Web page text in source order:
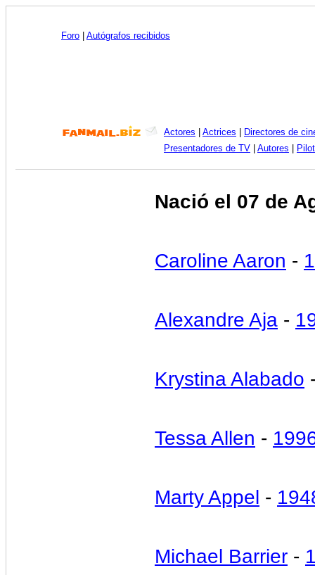
Foro Autógrafos recibidos
Actores Actrices
Directores de
Presentadores de TV
Autores
Nació el 07 de
Caroline Aaron -
Alexandre Aja -
Krystina Alabado
Tessa Allen -
Marty Appel -
Michael Barrier -